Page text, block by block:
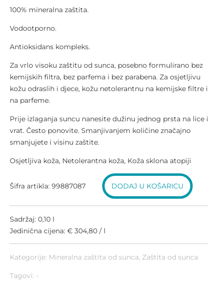
100% mineralna zaštita.
Vodootporno.
Antioksidans kompleks.
Za vrlo visoku zaštitu od sunca, posebno formulirano bez
kemijskih filtra, bez parfema i bez parabena. Za osjetljivu
kožu odraslih i djece, kožu netolerantnu na kemijske filtre i
na parfeme.
Prije izlaganja suncu nanesite dužinu jednog prsta na lice i
vrat. Često ponovite. Smanjivanjem količine značajno
smanjujete i visinu zaštite.
Osjetljiva koža, Netolerantna koža, Koža sklona atopiji
Šifra artikla: 99887087 DODAJ U KOŠARICU
Sadržaj: 0,10 l
Jedinična cijena: € 304,80 / l
Kategorije: Mineralna zaštita od sunca, Zaštita od sunca
Tagovi: -